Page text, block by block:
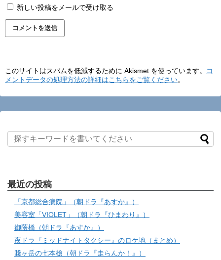
新しい投稿をメールで受け取る
このサイトはスパムを低減するために Akismet を使っています。
コ
メントデータの処理方法の詳細はこちらをご覧ください。
最近の投稿
「京都総合病院」（朝ドラ『あすか』）
美容室「VIOLET」（朝ドラ『ひまわり』）
御蔭橋（朝ドラ『あすか』）
夜ドラ『ミッドナイトタクシー』のロケ地（まとめ）
賤ヶ岳の七本槍（朝ドラ『走らんか！』）